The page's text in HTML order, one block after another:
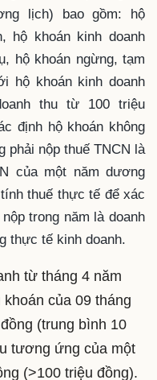
lịch) bao gồm: hộ
hộ khoán kinh doanh
hộ khoán ngừng, tạm
hộ khoán kinh doanh
thu từ 100 triệu
định hộ khoán không
phải nộp thuế TNCN là
của một năm dương
thuế thực tế để xác
trong năm là doanh
thực tế kinh doanh.
từ tháng 4 năm
của 09 tháng
(trung bình 10
tương ứng của một
(>100 triệu đồng).